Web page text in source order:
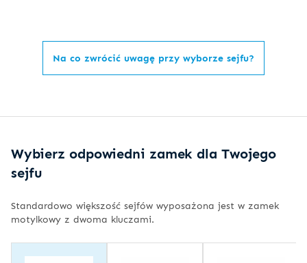
Na co zwrócić uwagę przy wyborze sejfu?
Wybierz odpowiedni zamek dla Twojego
sejfu
Standardowo większość sejfów wyposażona jest w zamek
motylkowy z dwoma kluczami.